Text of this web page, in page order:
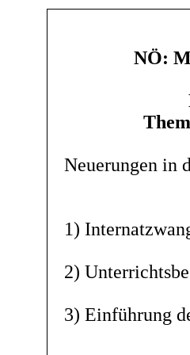
NÖ:
Neuerungen in
1)
2)
3) Einführung